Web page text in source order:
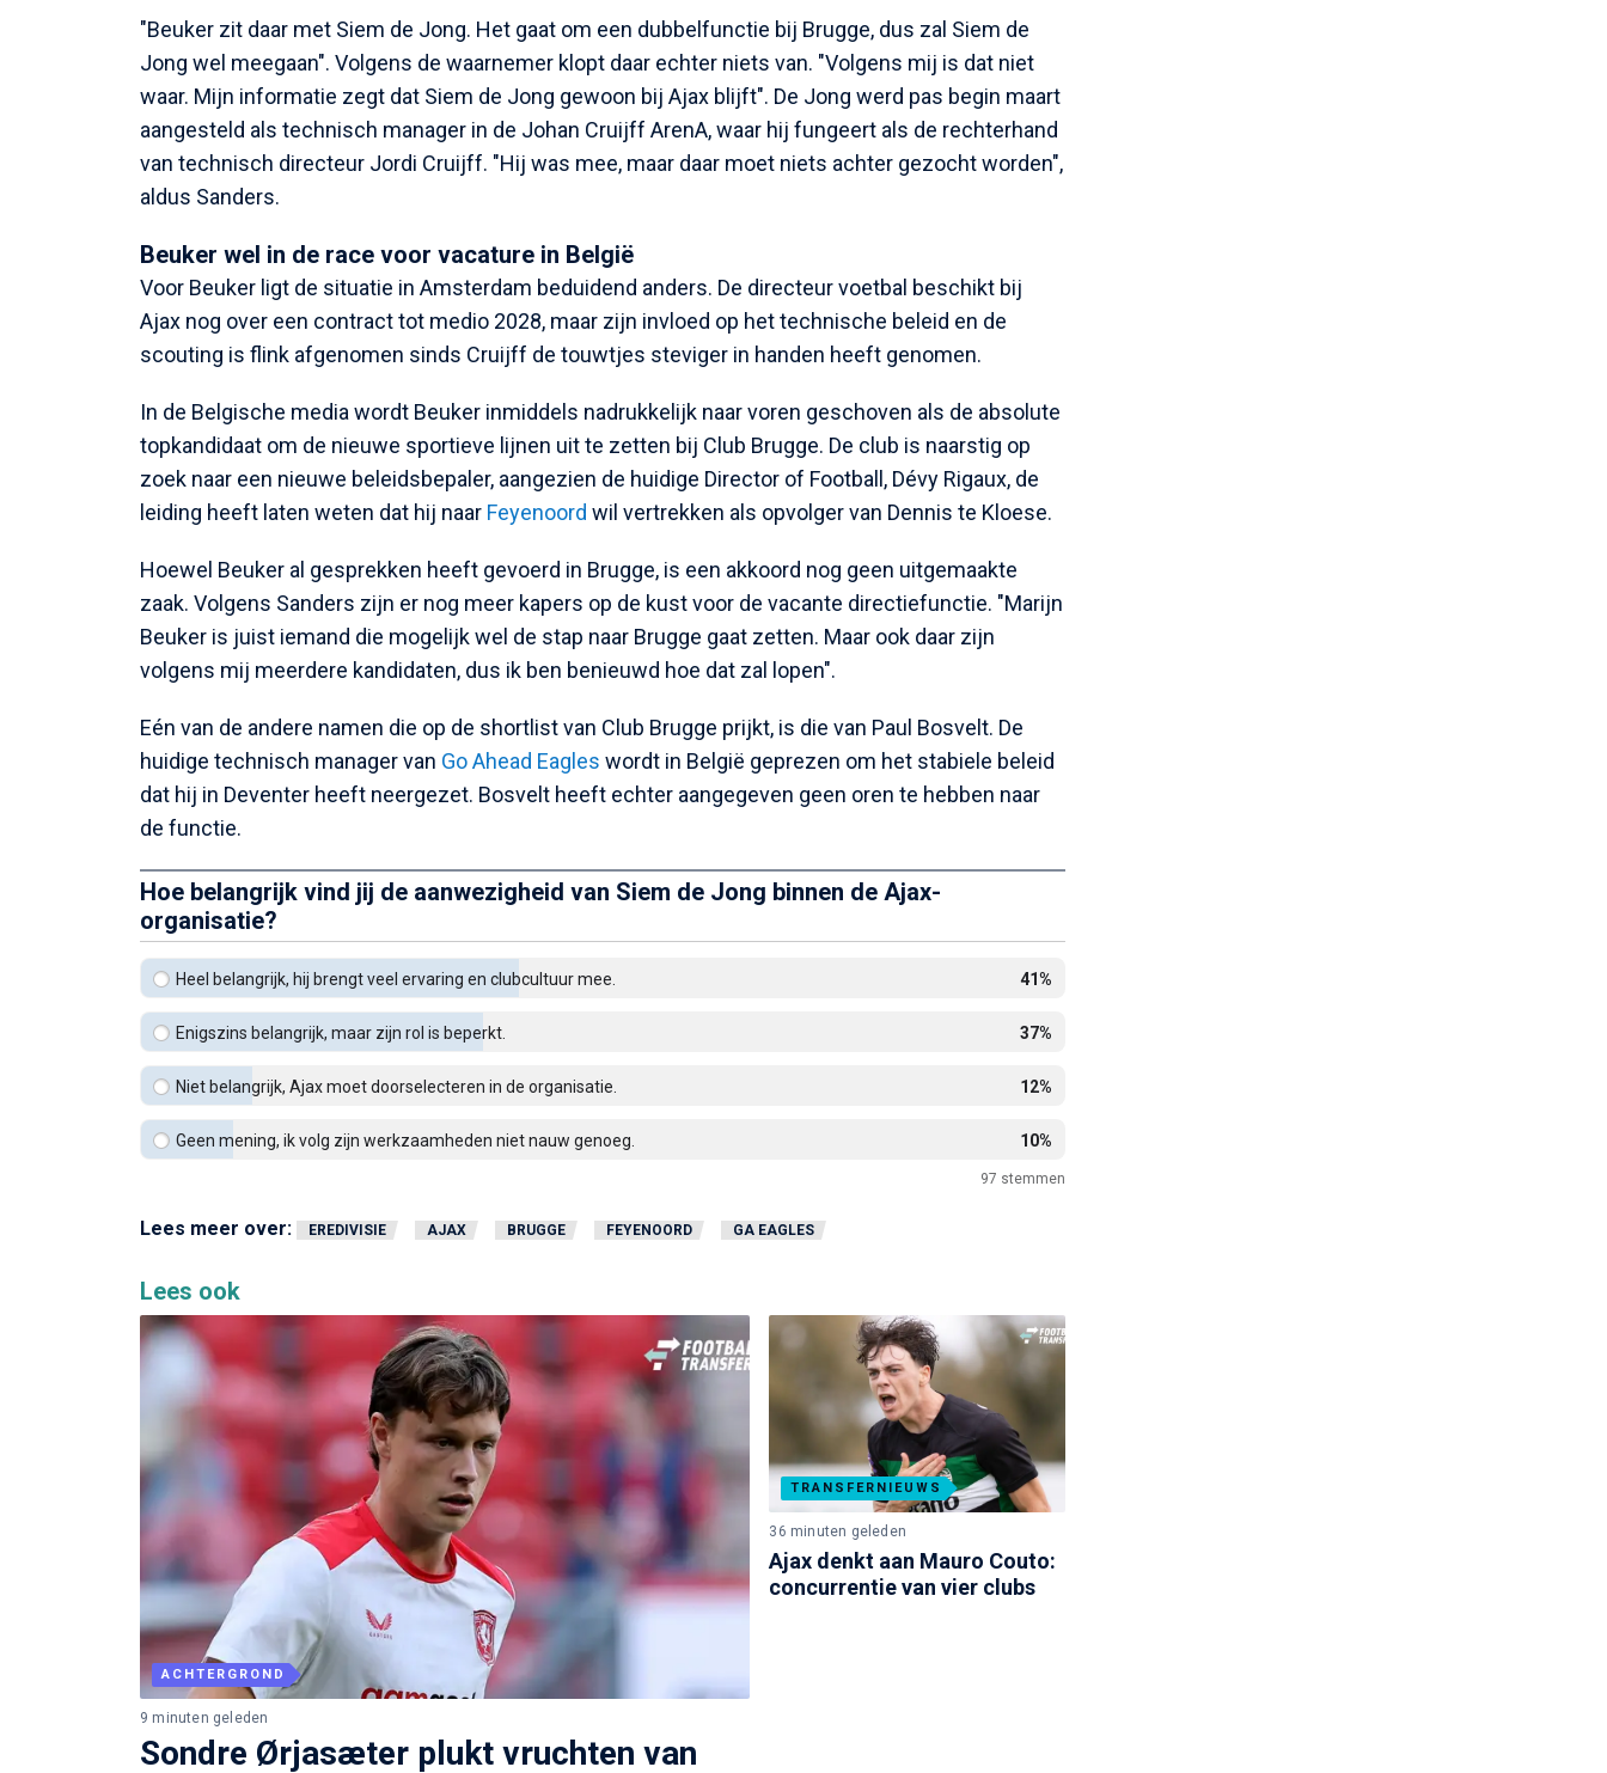
"Beuker zit daar met Siem de Jong. Het gaat om een dubbelfunctie bij Brugge, dus zal Siem de
Jong wel meegaan". Volgens de waarnemer klopt daar echter niets van. "Volgens mij is dat niet
waar. Mijn informatie zegt dat Siem de Jong gewoon bij Ajax blijft". De Jong werd pas begin maart
aangesteld als technisch manager in de Johan Cruijff ArenA, waar hij fungeert als de rechterhand
van technisch directeur Jordi Cruijff. "Hij was mee, maar daar moet niets achter gezocht worden",
aldus Sanders.
Beuker wel in de race voor vacature in België
Voor Beuker ligt de situatie in Amsterdam beduidend anders. De directeur voetbal beschikt bij
Ajax nog over een contract tot medio 2028, maar zijn invloed op het technische beleid en de
scouting is flink afgenomen sinds Cruijff de touwtjes steviger in handen heeft genomen.
In de Belgische media wordt Beuker inmiddels nadrukkelijk naar voren geschoven als de absolute
topkandidaat om de nieuwe sportieve lijnen uit te zetten bij Club Brugge. De club is naarstig op
zoek naar een nieuwe beleidsbepaler, aangezien de huidige Director of Football, Dévy Rigaux, de
leiding heeft laten weten dat hij naar Feyenoord wil vertrekken als opvolger van Dennis te Kloese.
Hoewel Beuker al gesprekken heeft gevoerd in Brugge, is een akkoord nog geen uitgemaakte
zaak. Volgens Sanders zijn er nog meer kapers op de kust voor de vacante directiefunctie. "Marijn
Beuker is juist iemand die mogelijk wel de stap naar Brugge gaat zetten. Maar ook daar zijn
volgens mij meerdere kandidaten, dus ik ben benieuwd hoe dat zal lopen".
Eén van de andere namen die op de shortlist van Club Brugge prijkt, is die van Paul Bosvelt. De
huidige technisch manager van Go Ahead Eagles wordt in België geprezen om het stabiele beleid
dat hij in Deventer heeft neergezet. Bosvelt heeft echter aangegeven geen oren te hebben naar
de functie.
Hoe belangrijk vind jij de aanwezigheid van Siem de Jong binnen de Ajax-
organisatie?
Heel belangrijk, hij brengt veel ervaring en clubcultuur mee. 41%
Enigszins belangrijk, maar zijn rol is beperkt. 37%
Niet belangrijk, Ajax moet doorselecteren in de organisatie. 12%
Geen mening, ik volg zijn werkzaamheden niet nauw genoeg. 10%
97 stemmen
Lees meer over: EREDIVISIE AJAX BRUGGE FEYENOORD GA EAGLES
Lees ook
ACHTERGROND
9 minuten geleden
Sondre Ørjasæter plukt vruchten van
TRANSFERNIEUWS
36 minuten geleden
Ajax denkt aan Mauro Couto:
concurrentie van vier clubs